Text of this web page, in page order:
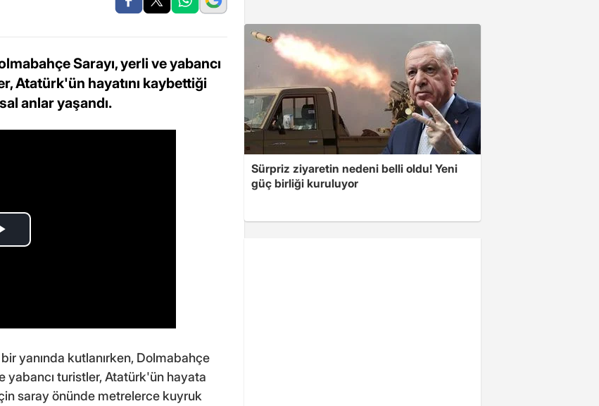
Sarayı, yerli ve yabancı
Atatürk'ün hayatını kaybettiği
anlar yaşandı.
yanında kutlanırken, Dolmabahçe
yabancı turistler, Atatürk'ün hayata
saray önünde metrelerce kuyruk
Sürpriz ziyaretin nedeni belli oldu! Yeni
güç birliği kuruluyor